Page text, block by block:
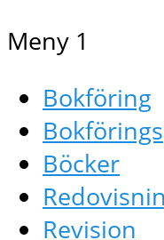
Meny 1
Bokföring
Böcker
Revision